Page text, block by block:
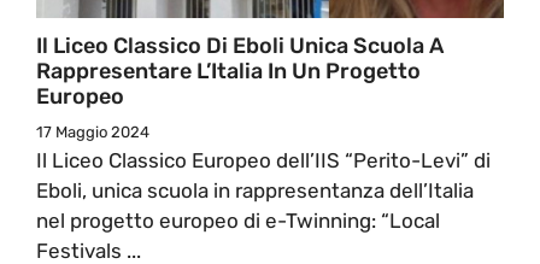
Il Liceo Classico Di Eboli Unica Scuola A
Rappresentare L’Italia In Un Progetto
Europeo
17 Maggio 2024
Il Liceo Classico Europeo dell’IIS “Perito-Levi” di
Eboli, unica scuola in rappresentanza dell’Italia
nel progetto europeo di e-Twinning: “Local
Festivals ...